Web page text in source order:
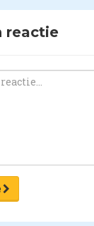
reactie